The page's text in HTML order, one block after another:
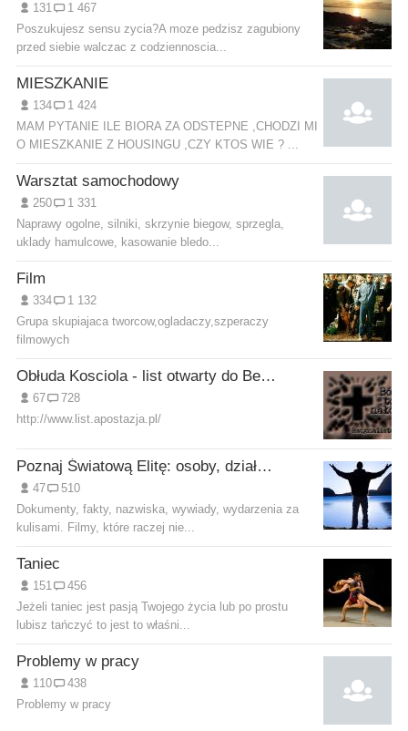
131
1 467
Poszukujesz sensu zycia?A moze pedzisz zagubiony
przed siebie walczac z codziennoscia...
MIESZKANIE
134
1 424
MAM PYTANIE ILE BIORA ZA ODSTEPNE ,CHODZI MI
O MIESZKANIE Z HOUSINGU ,CZY KTOS WIE ? ...
Warsztat samochodowy
250
1 331
Naprawy ogolne, silniki, skrzynie biegow, sprzegla,
uklady hamulcowe, kasowanie bledo...
Film
334
1 132
Grupa skupiajaca tworcow,ogladaczy,szperaczy
filmowych
Obłuda Kosciola - list otwarty do Benedykta XVI
67
728
http://www.list.apostazja.pl/
Poznaj Światową Elitę: osoby, działania, filozofię
47
510
Dokumenty, fakty, nazwiska, wywiady, wydarzenia za
kulisami. Filmy, które raczej nie...
Taniec
151
456
Jeżeli taniec jest pasją Twojego życia lub po prostu
lubisz tańczyć to jest to właśni...
Problemy w pracy
110
438
Problemy w pracy